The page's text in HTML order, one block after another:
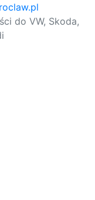
do VW, Skoda,